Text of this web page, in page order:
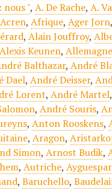
nous ", A. De Rache, A.
Acren, Afrique, Ager Jorn,
, Alain Jouffroy,
Alexis Keunen, Allemagne
Balthazar, André
Dael, André Deisser,
Lorent, André Martel,
, André Souris,
, Anton Rooskens,
, Aragon,
Simon, Arnost Budik,
, Autriche,
, Baruchello,